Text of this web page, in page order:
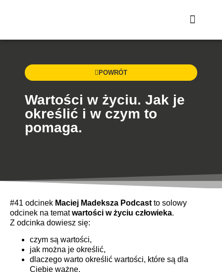
POWRÓT
Wartości w życiu. Jak je
określić i w czym to
pomaga.
#41 odcinek Maciej Madeksza Podcast to solowy
odcinek na tematwartości w życiu człowieka.
Z odcinka dowiesz się:
czym są wartości,
jak można je określić,
dlaczego warto określić wartości, które są dla
Ciebie ważne,